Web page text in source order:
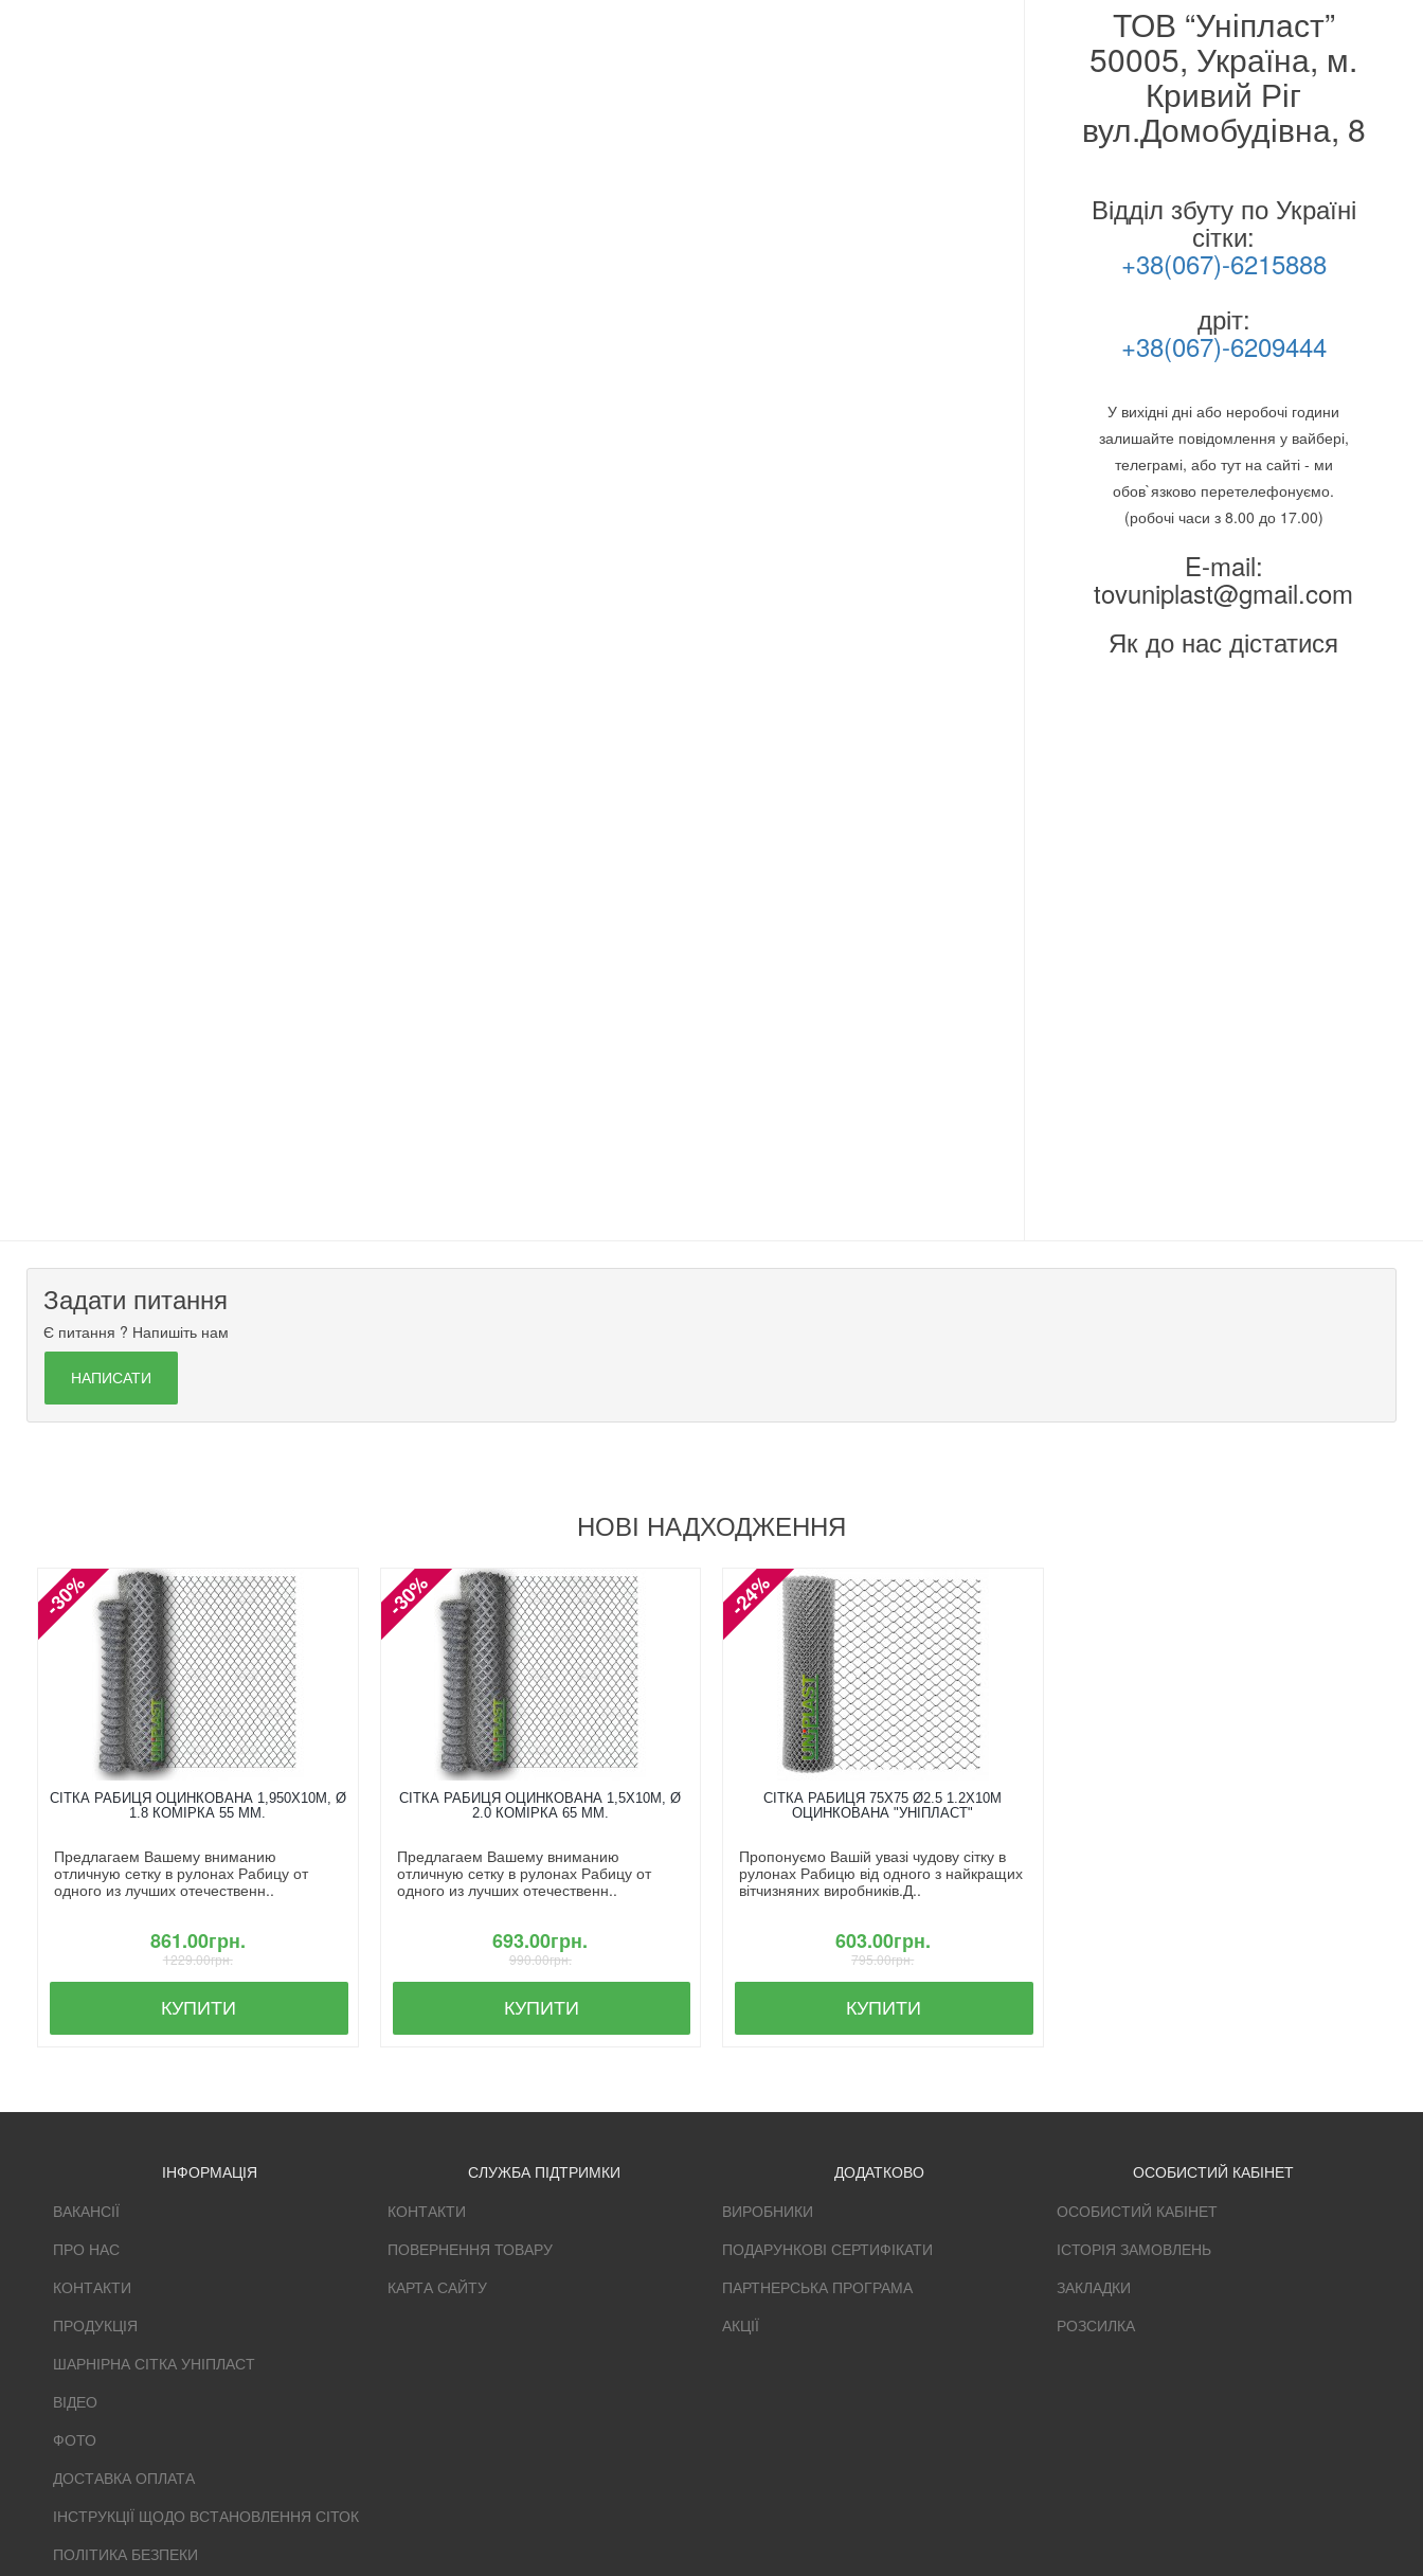
ТОВ “Уніпласт”
50005, Україна, м.
Кривий Ріг
вул.Домобудівна, 8
Відділ збуту по Україні
сітки:
+38(067)-6215888
дріт:
+38(067)-6209444
У вихідні дні або неробочі години
залишайте повідомлення у вайбері,
телеграмі, або тут на сайті - ми
обов`язково перетелефонуємо.
(робочі часи з 8.00 до 17.00)
E-mail:
tovuniplast@gmail.com
Як до нас дістатися
Задати питання
Є питання ? Напишіть нам
НАПИСАТИ
НОВІ НАДХОДЖЕННЯ
-30%
СІТКА РАБИЦЯ ОЦИНКОВАНА 1,950X10М, Ø
1.8 КОМІРКА 55 ММ.
Предлагаем Вашему вниманию
отличную сетку в рулонах Рабицу от
одного из лучших отечественн..
861.00грн.
1229.00грн.
КУПИТИ
-30%
СІТКА РАБИЦЯ ОЦИНКОВАНА 1,5X10М, Ø
2.0 КОМІРКА 65 ММ.
Предлагаем Вашему вниманию
отличную сетку в рулонах Рабицу от
одного из лучших отечественн..
693.00грн.
990.00грн.
КУПИТИ
-24%
СІТКА РАБИЦЯ 75Х75 Ø2.5 1.2Х10М
ОЦИНКОВАНА "УНІПЛАСТ"
Пропонуємо Вашій увазі чудову сітку в
рулонах Рабицю від одного з найкращих
вітчизняних виробників.Д..
603.00грн.
795.00грн.
КУПИТИ
ІНФОРМАЦІЯ
ВАКАНСІЇ
ПРО НАС
КОНТАКТИ
ПРОДУКЦІЯ
ШАРНІРНА СІТКА УНІПЛАСТ
ВІДЕО
ФОТО
ДОСТАВКА ОПЛАТА
ІНСТРУКЦІЇ ЩОДО ВСТАНОВЛЕННЯ СІТОК
ПОЛІТИКА БЕЗПЕКИ
СЛУЖБА ПІДТРИМКИ
КОНТАКТИ
ПОВЕРНЕННЯ ТОВАРУ
КАРТА САЙТУ
ДОДАТКОВО
ВИРОБНИКИ
ПОДАРУНКОВІ СЕРТИФІКАТИ
ПАРТНЕРСЬКА ПРОГРАМА
АКЦІЇ
ОСОБИСТИЙ КАБІНЕТ
ОСОБИСТИЙ КАБІНЕТ
ІСТОРІЯ ЗАМОВЛЕНЬ
ЗАКЛАДКИ
РОЗСИЛКА